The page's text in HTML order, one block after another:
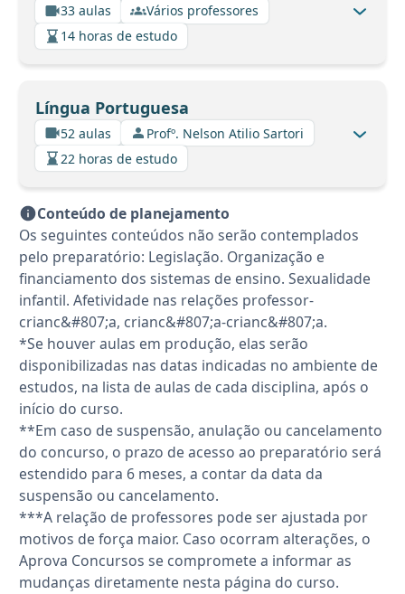
33 aulas
Vários professores
14 horas de estudo
Língua Portuguesa
52 aulas
Profº. Nelson Atilio Sartori
22 horas de estudo
Conteúdo de planejamento
Os seguintes conteúdos não serão contemplados
pelo preparatório: Legislação. Organização e
financiamento dos sistemas de ensino. Sexualidade
infantil. Afetividade nas relações professor-
crianc&#807;a, crianc&#807;a-crianc&#807;a.
*Se houver aulas em produção, elas serão
disponibilizadas nas datas indicadas no ambiente de
estudos, na lista de aulas de cada disciplina, após o
início do curso.
**Em caso de suspensão, anulação ou cancelamento
do concurso, o prazo de acesso ao preparatório será
estendido para 6 meses, a contar da data da
suspensão ou cancelamento.
***A relação de professores pode ser ajustada por
motivos de força maior. Caso ocorram alterações, o
Aprova Concursos se compromete a informar as
mudanças diretamente nesta página do curso.